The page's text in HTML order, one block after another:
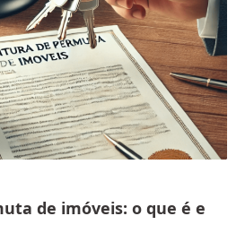
de imóveis: o que é e